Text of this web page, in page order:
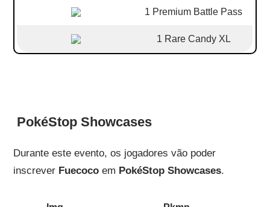
1 Premium Battle Pass
1 Rare Candy XL
PokéStop Showcases
Durante este evento, os jogadores vão poder
inscrever Fuecocoem PokéStop Showcases.